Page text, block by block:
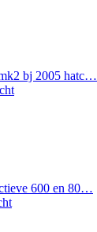
bj 2005 hatc…
600 en 80…